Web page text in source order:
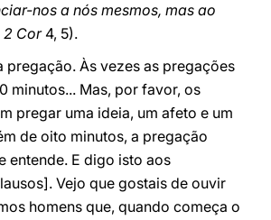
nos a nós mesmos, mas ao
2 Cor4, 5).
pregação. Às vezes as pregações
minutos... Mas, por favor, os
pregar uma ideia, um afeto e um
de oito minutos, a pregação
entende. E digo isto aos
Vejo que gostais de ouvir
homens que, quando começa o